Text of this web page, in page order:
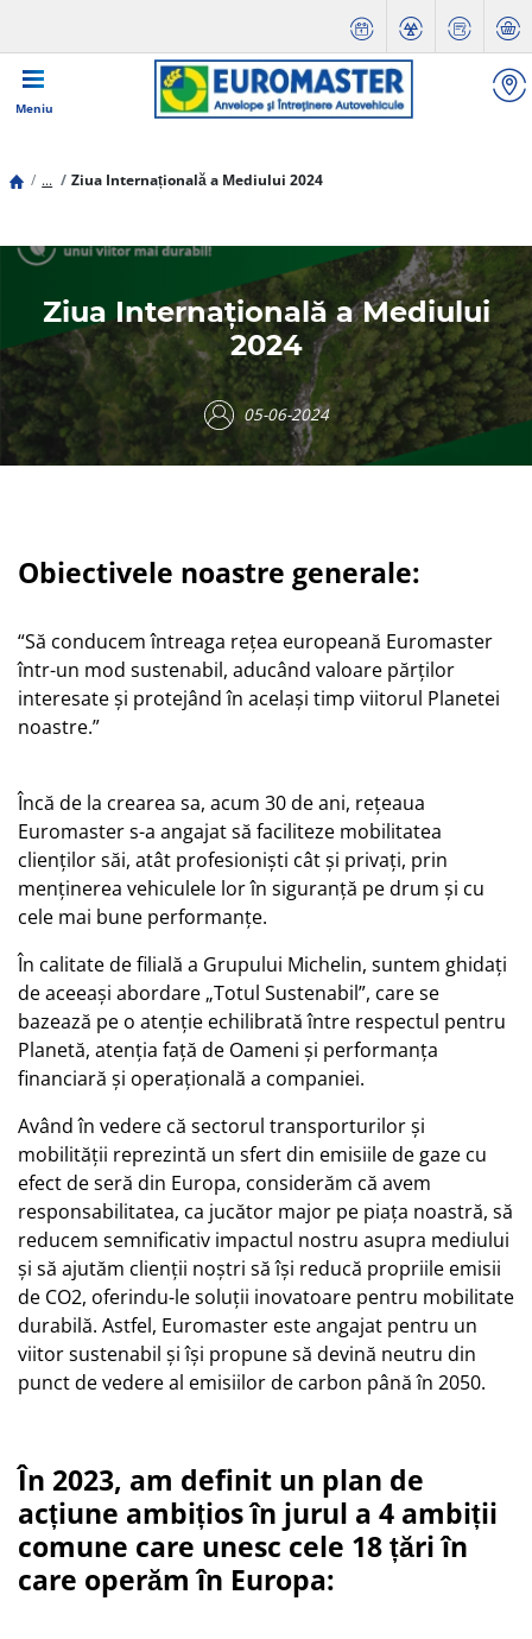
Meniu
... Ziua Internațională a Mediului 2024
Ziua Internațională a Mediului
2024
05-06-2024
Obiectivele noastre generale:
“Să conducem întreaga rețea europeană Euromaster
într-un mod sustenabil, aducând valoare părților
interesate și protejând în același timp viitorul Planetei
noastre.”
Încă de la crearea sa, acum 30 de ani, rețeaua
Euromaster s-a angajat să faciliteze mobilitatea
clienților săi, atât profesioniști cât și privați, prin
menținerea vehiculele lor în siguranță pe drum și cu
cele mai bune performanțe.
În calitate de filială a Grupului Michelin, suntem ghidați
de aceeași abordare „Totul Sustenabil”, care se
bazează pe o atenție echilibrată între respectul pentru
Planetă, atenția față de Oameni și performanța
financiară și operațională a companiei.
Având în vedere că sectorul transporturilor și
mobilității reprezintă un sfert din emisiile de gaze cu
efect de seră din Europa, considerăm că avem
responsabilitatea, ca jucător major pe piața noastră, să
reducem semnificativ impactul nostru asupra mediului
și să ajutăm clienții noștri să își reducă propriile emisii
de CO2, oferindu-le soluții inovatoare pentru mobilitate
durabilă. Astfel, Euromaster este angajat pentru un
viitor sustenabil și își propune să devină neutru din
punct de vedere al emisiilor de carbon până în 2050.
În 2023, am definit un plan de
acțiune ambițios în jurul a 4 ambiții
comune care unesc cele 18 țări în
care operăm în Europa: